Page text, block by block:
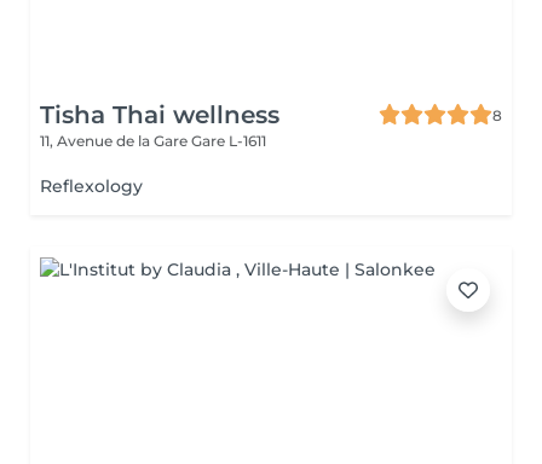
Tisha Thai wellness
8
11, Avenue de la Gare Gare L-1611
Reflexology